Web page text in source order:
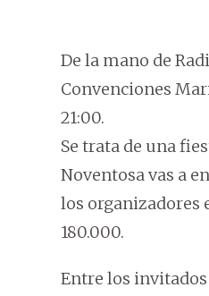
De la mano de
Convenciones
21:00.
Se trata de una
Noventosa vas a
los organizadores
180.000.
Entre los